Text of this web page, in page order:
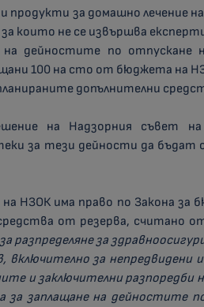
продукти за домашно лечение
които не се извършва
на дейностите по отпускане
100 на сто от бюджета на
допълнителни
на Надзорния съвет
за тези дейности да
НЗОК има право по Закона за
от резерва, считано
разпределяне за
включително за непредвидени
и заключителни разпоредби
заплащане на дейностите